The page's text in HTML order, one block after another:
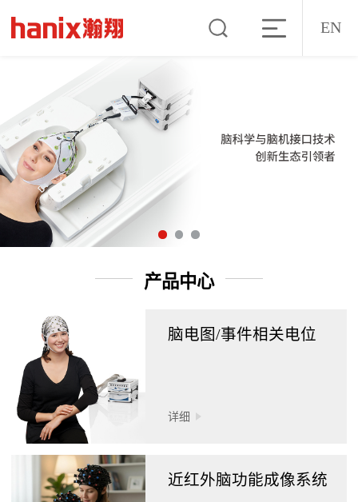
EN
产品中心
脑电图/事件相关电位
详细
近红外脑功能成像系统